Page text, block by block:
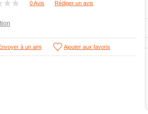
0 Avis Rédiger un avis
à un ami Ajouter aux favoris